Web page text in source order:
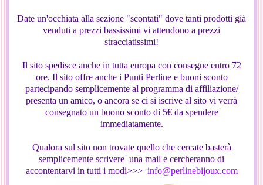
Date un'occhiata alla sezione "scontati" dove tanti prodotti già
venduti a prezzi bassissimi vi attendono a prezzi
stracciatissimi!
Il sito spedisce anche in tutta europa con consegne entro 72
ore. Il sito offre anche i Punti Perline e buoni sconto
partecipando semplicemente al programma di affiliazione/
presenta un amico, o ancora se ci si iscrive al sito vi verrà
consegnato un buono sconto di 5€ da spendere
immediatamente.
Qualora sul sito non trovate quello che cercate basterà
semplicemente scrivere una mail e cercheranno di
accontentarvi in tutti i modi>>> info@perlinebijoux.com